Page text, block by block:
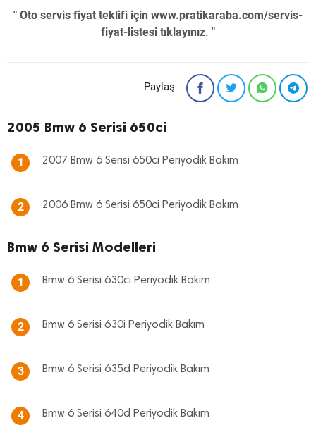
" Oto servis fiyat teklifi için www.pratikaraba.com/servis-
fiyat-listesi tıklayınız. "
Paylaş
2005 Bmw 6 Serisi 650ci
1 2007 Bmw 6 Serisi 650ci Periyodik Bakım
2 2006 Bmw 6 Serisi 650ci Periyodik Bakım
Bmw 6 Serisi Modelleri
1 Bmw 6 Serisi 630ci Periyodik Bakım
2 Bmw 6 Serisi 630i Periyodik Bakım
3 Bmw 6 Serisi 635d Periyodik Bakım
4 Bmw 6 Serisi 640d Periyodik Bakım